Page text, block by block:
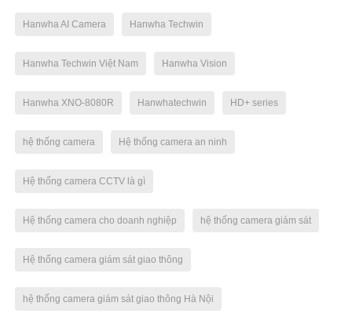
Hanwha AI Camera Hanwha Techwin
Hanwha Techwin Việt Nam Hanwha Vision
Hanwha XNO-8080R Hanwhatechwin HD+ series
hệ thống camera Hệ thống camera an ninh
Hệ thống camera CCTV là gì
Hệ thống camera cho doanh nghiệp hệ thống camera giám sát
Hệ thống camera giám sát giao thông
hệ thống camera giám sát giao thông Hà Nội